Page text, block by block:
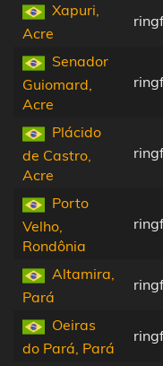
Xapuri,
Acre
Senador
Guiomard,
Acre
Plácido
de Castro,
Acre
Porto
Velho,
Rondônia
Altamira,
Pará
Oeiras
do Pará, Pará